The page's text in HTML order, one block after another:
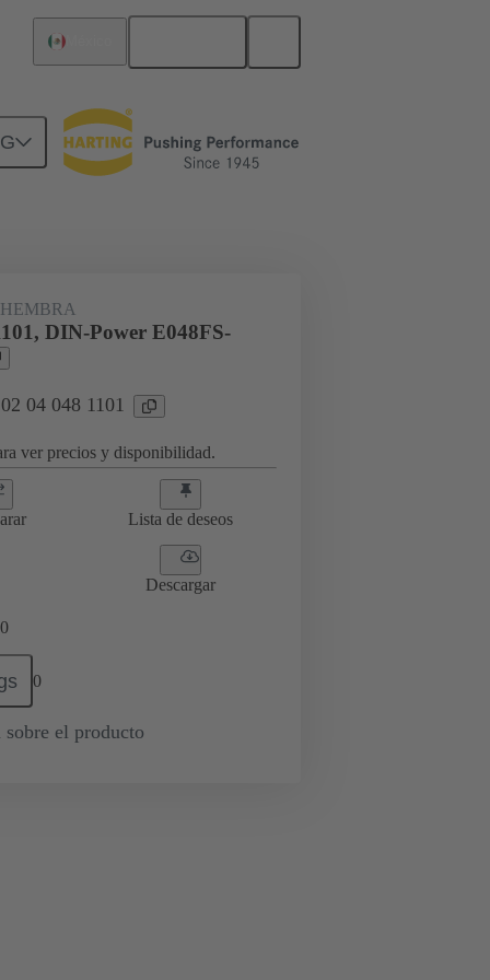
Productos
DIN-Power E048FS-
04 048 1101
ver precios y disponibilidad.
Lista de deseos
Descargar
0
0
sobre el producto